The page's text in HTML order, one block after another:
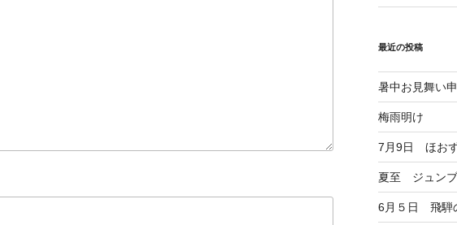
最近の投稿
暑中お見舞い
梅雨明け
7月9日 ほお
夏至 ジュン
6月５日 飛騨